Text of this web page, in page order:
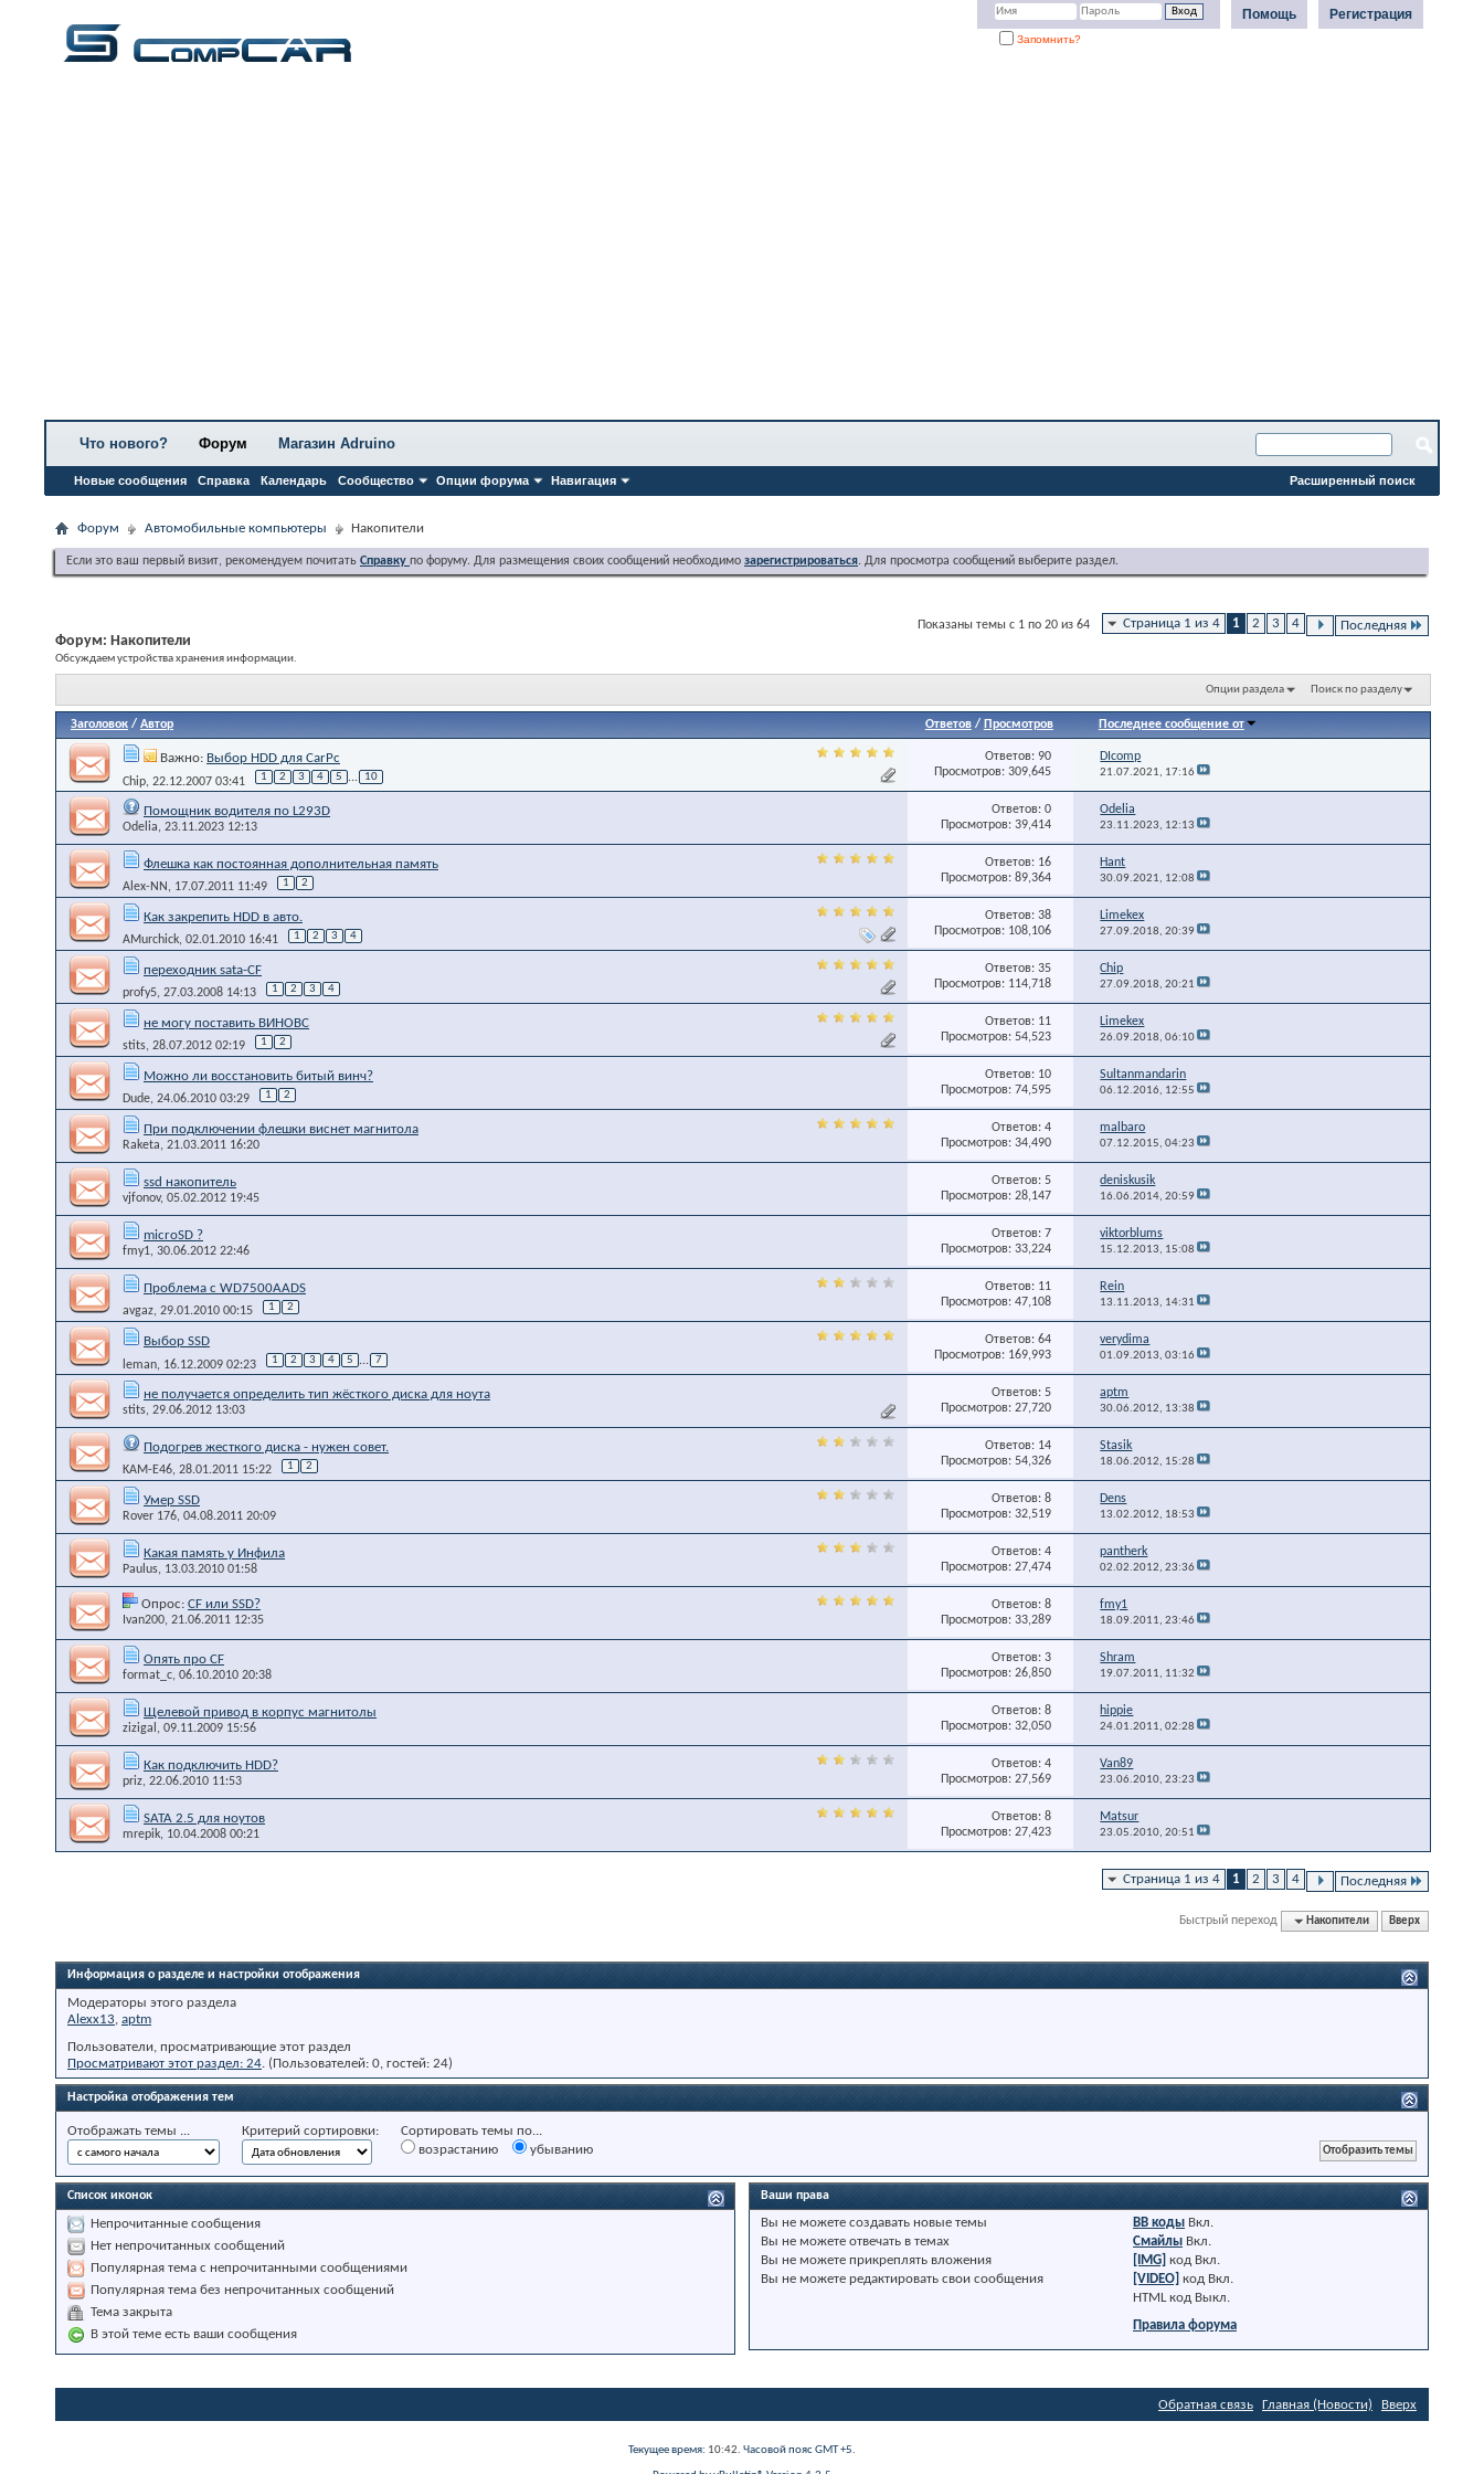
Регистрация
Помощь
Запомнить?
Что нового? Форум
Новые сообщения Справка Календарь Сообщество Опции форума Навигация
Магазин Adruino
Расширенный поиск
Форум Автомобильные компьютеры Накопители
Если это ваш первый визит, рекомендуем почитать Справку по форуму. Для размещения своих сообщений необходимо зарегистрироваться. Для просмотра сообщений выберите раздел.
Страница 1 из 4 1 2 3 4 Последняя
Показаны темы с 1 по 20 из 64
Форум: Накопители
Обсуждаем устройства хранения информации.
Опции раздела Поиск по разделу
Заголовок / Автор Ответов/ Просмотров Последнее сообщение от
Важно: Выбор HDD для CarPc
Chip, 22.12.2007 03:41 1 2 3 4 5 ... 10
Ответов: 90
Просмотров: 309,645
DIcomp
21.07.2021, 17:16
Помощник водителя по L293D
Odelia, 23.11.2023 12:13
Ответов: 0
Просмотров: 39,414
Odelia
23.11.2023, 12:13
Флешка как постоянная дополнительная память
Alex-NN , 17.07.2011 11:49 1 2
Ответов: 16
Просмотров: 89,364
Hant
30.09.2021, 12:08
Как закрепить HDD в авто.
AMurchick, 02.01.2010 16:41 1 2 3 4
Ответов: 38
Просмотров: 108,106
Limekex
27.09.2018,20:39
переходник sata-CF
profy5, 27.03.2008 14:13 1 2 3 4
Ответов: 35
Просмотров: 114,718
Chip
27.09.2018,20:21
не могу поставить ВИНОВС
stits, 28.07.2012 02:19 1 2
Ответов: 11
Просмотров: 54,523
Limekex
26.09.2018,06:10
Можно ли восстановить битый винч?
Dude, 24.06.2010 03:29 1 2
Ответов: 10
Просмотров: 74,595
Sultanmandarin
06.12.2016, 12:55
При подключении флешки виснет магнитола
Raketa, 21.03.2011 16:20
Ответов: 4
Просмотров: 34,490
malbaro
07.12.2015,04:23
ssd накопитель
vjfonov, 05.02.2012 19:45
Ответов: 5
Просмотров: 28,147
deniskusik
16.06.2014,20:59
microSD ?
fmy1, 30.06.2012 22:46
Ответов: 7
Просмотров: 33,224
viktorblums
15.12.2013, 15:08
Проблема с WD7500AADS
avgaz, 29.01.2010 00:15 1 2
Ответов: 11
Просмотров: 47,108
Rein
13.11.2013, 14:31
Выбор SSD
leman, 16.12.2009 02:23 1 2 3 4 5 ... 7
Ответов: 64
Просмотров: 169,993
verydima
01.09.2013,03:16
не получается определить тип жёсткого диска для ноута
stits, 29.06.2012 13:03
Ответов: 5
Просмотров: 27,720
aptm
30.06.2012, 13:38
Подогрев жесткого диска - нужен совет.
KAM-E46, 28.01.2011 15:22 1 2
Ответов: 14
Просмотров: 54,326
Stasik
18.06.2012, 15:28
Умер SSD
Rover 176, 04.08.2011 20:09
Ответов: 8
Просмотров: 32,519
Dens
13.02.2012, 18:53
Какая память у Инфила
Paulus, 13.03.2010 01:58
Ответов: 4
Просмотров: 27,474
pantherk
02.02.2012,23:36
Опрос: CF или SSD?
Ivan200, 21.06.2011 12:35
Ответов: 8
Просмотров: 33,289
fmy1
18.09.2011,23:46
Опять про CF
format_c, 06.10.2010 20:38
Ответов: 3
Просмотров: 26,850
Shram
19.07.2011, 11:32
Щелевой привод в корпус магнитолы
zizigal , 09.11.2009 15:56
Ответов: 8
Просмотров: 32,050
hippie
24.01.2011,02:28
Как подключить HDD?
priz, 22.06.2010 11:53
Ответов: 4
Просмотров: 27,569
Van89
23.06.2010,23:23
SATA 2.5 для ноутов
mrepik, 10.04.2008 00:21
Ответов: 8
Просмотров: 27,423
Matsur
23.05.2010,20:51
Страница 1 из 4 1 2 3 4 Последняя
Быстрый переход Накопители Вверх
Информация о разделе и настройки отображения
Модераторы этого раздела
Alexx13, aptm
Пользователи, просматривающие этот раздел
Просматривают этот раздел: 24. (Пользователей: 0, гостей: 24)
Настройка отображения тем
Отображать темы ... Критерий сортировки:
Сортировать темы по...
возрастанию
убыванию
Список иконок
Непрочитанные сообщения
Нет непрочитанных сообщений
Популярная тема с непрочитанными сообщениями
Популярная тема без непрочитанных сообщений
Тема закрыта
В этой теме есть ваши сообщения
Ваши права
Вы не можете создавать новые темы
Вы не можете отвечать в темах
Вы не можете прикреплять вложения
Вы не можете редактировать свои сообщения
BB коды Вкл.
Смайлы Вкл.
[IMG] код Вкл.
[VIDEO] код Вкл.
HTML код Выкл.
Правила форума
Обратная связь Главная (Новости) Вверх
Текущее время: 10:42. Часовой пояс GMT +5.